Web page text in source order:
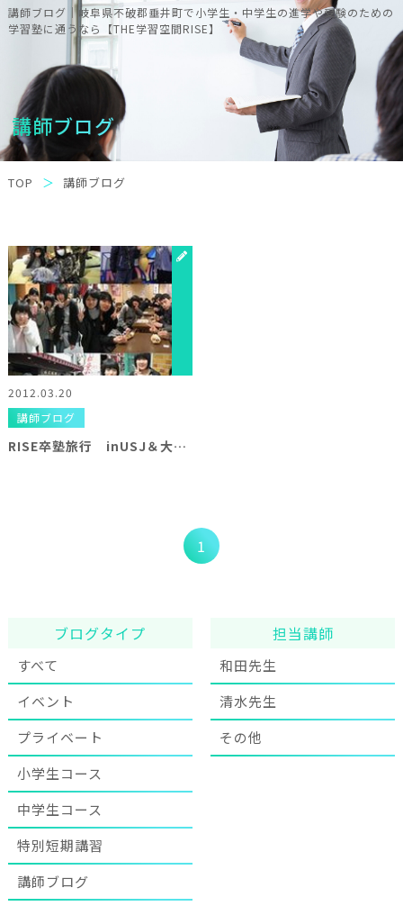
講師ブログ｜岐阜県不破郡垂井町で小学生・中学生の進学や受験のための
学習塾に通うなら【THE学習空間RISE】
講師ブログ
TOP 講師ブログ
2012.03.20
講師ブログ
RISE卒塾旅行 inUSJ＆大阪♪
1
ブログタイプ
すべて
イベント
プライベート
小学生コース
中学生コース
特別短期講習
講師ブログ
担当講師
和田先生
清水先生
その他